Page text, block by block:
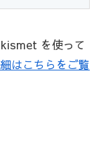
を使って
はこちらをご覧